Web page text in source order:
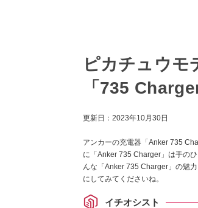
ピカチュウモ
「735
更新日： 2023年10月30日
アンカーの充電器「Anker 735
に「Anker 735 Charger」は手の
んな「Anker 735 Charger」の魅
にしてみてくださいね。
イチオシスト